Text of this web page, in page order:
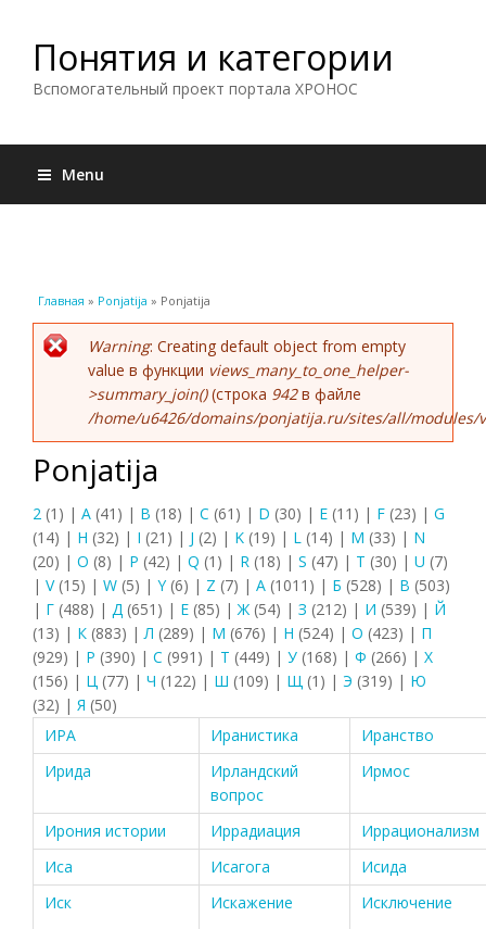
Понятия и категории
Вспомогательный проект портала ХРОНОС
Menu
Вы здесь
Главная » Ponjatija » Ponjatija
Сообщение об ошибке
Warning: Creating default object from empty
value в функции views_many_to_one_helper-
>summary_join()(строка 942в файле
/home/u6426/domains/ponjatija.ru/sites/all/modules/
Ponjatija
2 (1) | A (41) | B (18) | C (61) | D (30) | E (11) | F (23) | G
(14) | H (32) | I (21) | J (2) | K (19) | L (14) | M (33) | N
(20) | O (8) | P (42) | Q (1) | R (18) | S (47) | T (30) | U (7)
| V(15) | W (5) | Y(6) | Z (7) | А (1011) | Б (528) | В (503)
| Г (488) | Д (651) | Е (85) | Ж (54) | З (212) | И (539) | Й
(13) | К (883) | Л (289) | М (676) | Н (524) | О (423) | П
(929) | Р (390) | С (991) | Т (449) | У (168) | Ф (266) | Х
(156) | Ц (77) | Ч (122) | Ш (109) | Щ (1) | Э (319) | Ю
(32) | Я (50)
ИРА
Иранистика
Иранство
Ирида
Ирландский
вопрос
Ирмос
Ирония истории Иррадиация
Иррационализм
Иса
Исагога
Исида
Иск
Искажение Исключение